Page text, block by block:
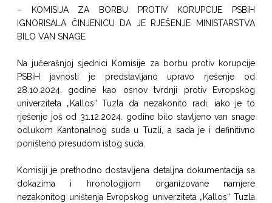
– KOMISIJA ZA BORBU PROTIV KORUPCIJE PSBiH
IGNORISALA ČINJENICU DA JE RJEŠENJE MINISTARSTVA
BILO VAN SNAGE
Na jučerašnjoj sjednici Komisije za borbu protiv korupcije
PSBiH javnosti je predstavljano upravo rješenje od
28.10.2024. godine kao osnov tvrdnji protiv Evropskog
univerziteta „Kallos“ Tuzla da nezakonito radi, iako je to
rješenje još od 31.12.2024. godine bilo stavljeno van snage
odlukom Kantonalnog suda u Tuzli, a sada je i definitivno
poništeno presudom istog suda.
Komisiji je prethodno dostavljena detaljna dokumentacija sa
dokazima i hronologijom organizovane namjere
nezakonitog uništenja Evropskog univerziteta „Kallos“ Tuzla